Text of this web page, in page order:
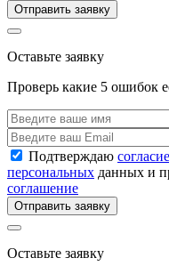
Отправить заявку
Оставьте заявку
Проверь какие 5 ошибок
Подтверждаю
персональных данных и
соглашение
Отправить заявку
Оставьте заявку